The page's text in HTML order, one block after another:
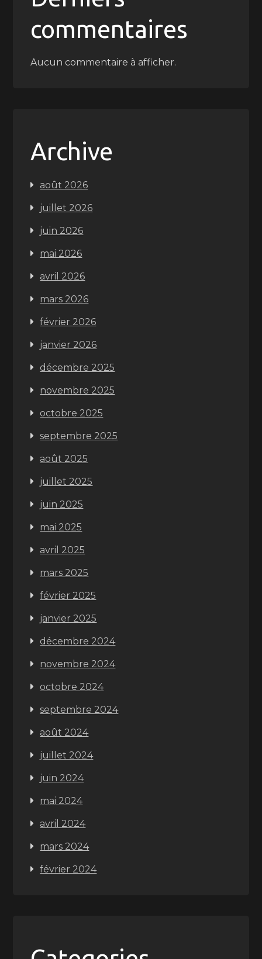
commentaires
Aucun commentaire à afficher.
Archive
août 2026
juillet 2026
juin 2026
mai 2026
avril 2026
mars 2026
février 2026
janvier 2026
décembre 2025
novembre 2025
octobre 2025
septembre 2025
août 2025
juillet 2025
juin 2025
mai 2025
avril 2025
mars 2025
février 2025
janvier 2025
décembre 2024
novembre 2024
octobre 2024
septembre 2024
août 2024
juillet 2024
juin 2024
mai 2024
avril 2024
mars 2024
février 2024